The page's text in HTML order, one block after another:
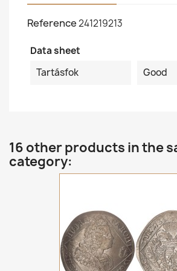
Reference241219213
Data sheet
Tartásfok
Good
16 other products in the
category: